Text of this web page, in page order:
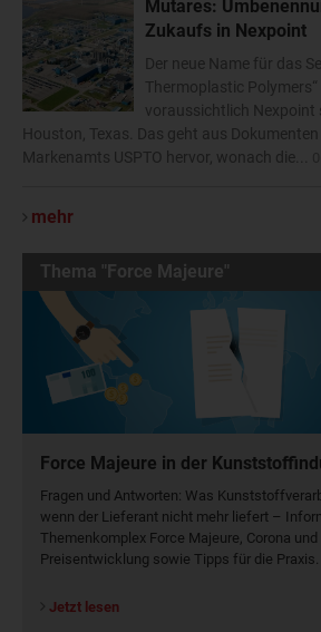
Mutares:
Zukaufs in Nexpoint
Der neue Name für das
Thermoplastic Polymers“
voraussichtlich Nexpoint
Houston, Texas. Das geht aus Dokumenten
Markenamts USPTO hervor, wonach die...
mehr
Thema "Force Majeure"
Force Majeure in der
Fragen und Antworten: Was
wenn der Lieferant nicht mehr liefert –
Themenkomplex Force Majeure, Corona
Preisentwicklung sowie Tipps für die Praxis.
Jetzt lesen